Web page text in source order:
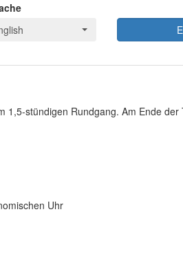
stündigen Rundgang. Am Ende
Uhr